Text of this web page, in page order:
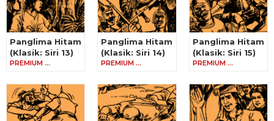
Panglima Hitam
(Klasik: Siri 13)
PREMIUM …
Panglima Hitam
(Klasik: Siri 14)
PREMIUM …
Panglima Hitam
(Klasik: Siri 15)
PREMIUM …